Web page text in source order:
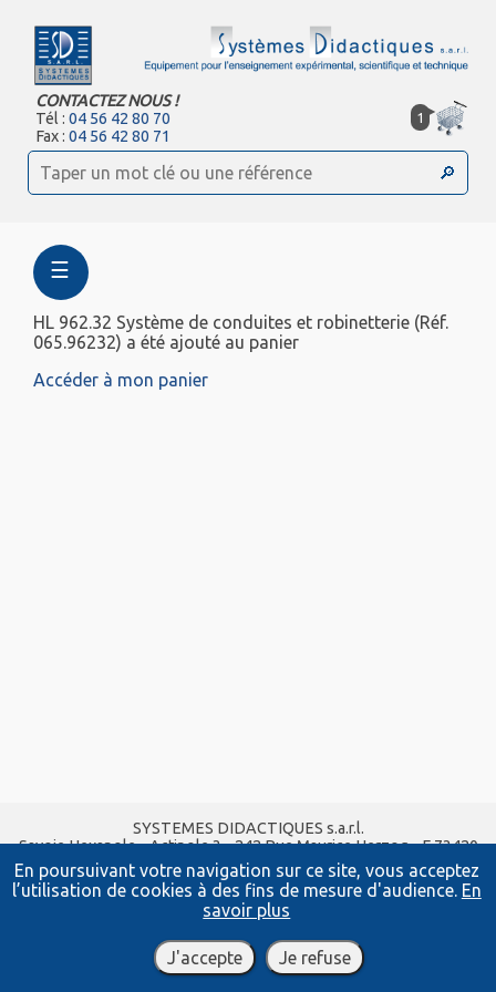
En poursuivant votre navigation sur ce site, vous acceptez
l’utilisation de cookies à des fins de mesure d'audience. En
savoir plus
J'accepte Je refuse
CONTACTEZ NOUS !
Tél :04 56 42 80 70
Fax :04 56 42 80 71
1
☰
HL 962.32 Système de conduites et robinetterie (Réf.
065.96232) a été ajouté au panier
Accéder à mon panier
SYSTEMES DIDACTIQUES s.a.r.l.
Savoie Hexapole - Actipole 3 - 242 Rue Maurice Herzog - F 73420
VIVIERS DU LAC
Tel : 04 56 42 80 70| Fax :04 56 42 80 71
xavier.granjon@systemes-didactiques.fr
systemes-didactiques.fr